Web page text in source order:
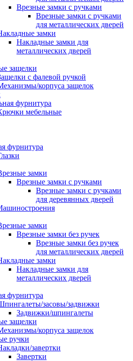
Врезные замки с ручками
Врезные замки с ручками
для металлических дверей
замки
Накладные замки для
металлических дверей
защелки
с фалевой ручкой
корпуса защелок
фурнитура
мебельные
фурнитура
замки
Врезные замки с ручками
Врезные замки с ручками
для деревянных дверей
замки
Врезные замки без ручек
Врезные замки без ручек
для металлических дверей
замки
Накладные замки для
металлических дверей
фурнитура
засовы/задвижки
Задвижки/шпингалеты
защелки
корпуса защелок
ручки
завертки
Завертки